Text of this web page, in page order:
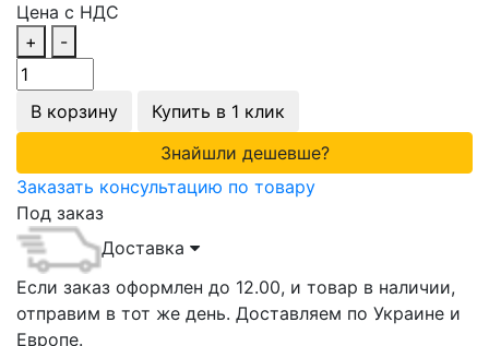
Цена с НДС
+
-
В корзину
Купить в 1 клик
Знайшли дешевше?
Заказать консультацию по товару
Под заказ
Доставка
Если заказ оформлен до 12.00, и товар в наличии,
отправим в тот же день. Доставляем по Украине и
Европе.